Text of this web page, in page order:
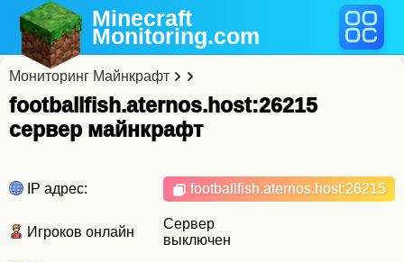
Minecraft
Monitoring.com
Мониторинг Майнкрафт
footballfish.aternos.host:26215
cервер майнкрафт
IP адрес: footballfish.aternos.host:26215
Игроков онлайн
Сервер
выключен